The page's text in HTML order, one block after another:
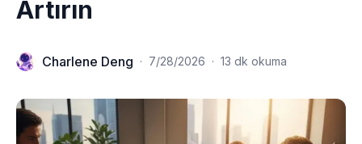
Artırın
Charlene Deng · 7/28/2026 · 13 dk okuma